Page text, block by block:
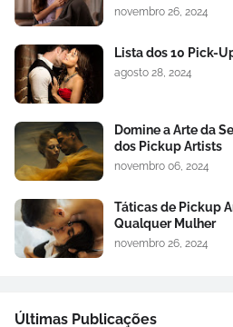
novembro 26, 2024
Lista dos 10 Pick-
agosto 28, 2024
Domine a Arte da
dos Pickup Artists
novembro 06, 2024
Táticas de Pickup
Qualquer Mulher
novembro 26, 2024
Últimas Publicações